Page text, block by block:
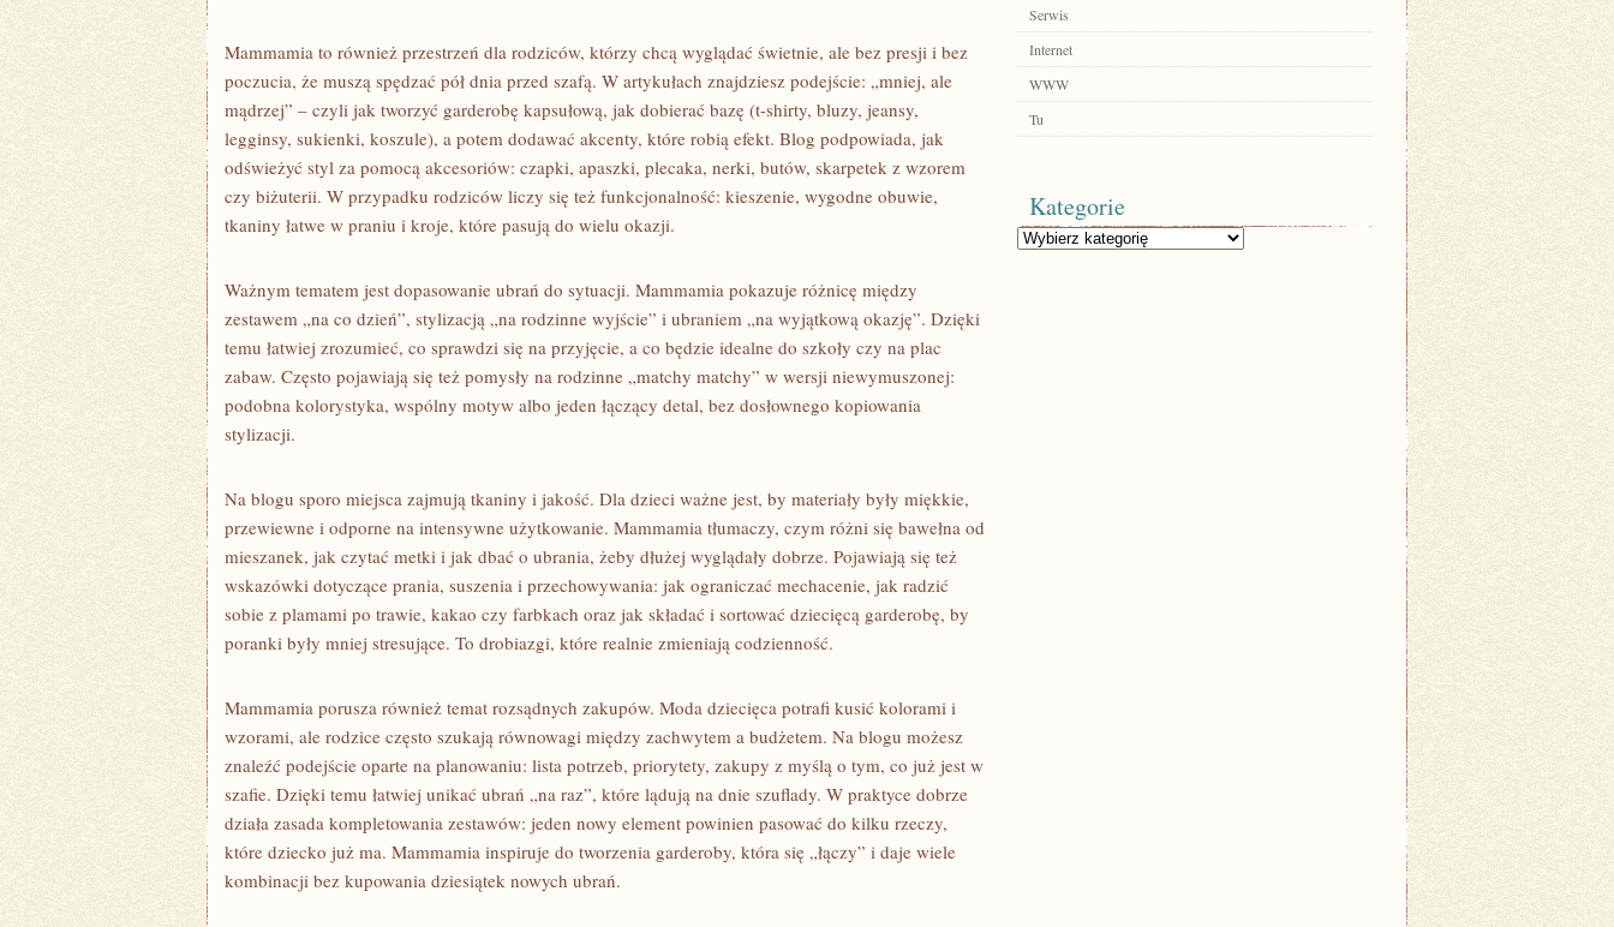
Mammamia to również przestrzeń dla rodziców, którzy chcą wyglądać świetnie, ale bez presji i bez
poczucia, że muszą spędzać pół dnia przed szafą. W artykułach znajdziesz podejście: „mniej, ale
mądrzej” – czyli jak tworzyć garderobę kapsułową, jak dobierać bazę (t-shirty, bluzy, jeansy,
legginsy, sukienki, koszule), a potem dodawać akcenty, które robią efekt. Blog podpowiada, jak
odświeżyć styl za pomocą akcesoriów: czapki, apaszki, plecaka, nerki, butów, skarpetek z wzorem
czy biżuterii. W przypadku rodziców liczy się też funkcjonalność: kieszenie, wygodne obuwie,
tkaniny łatwe w praniu i kroje, które pasują do wielu okazji.
Ważnym tematem jest dopasowanie ubrań do sytuacji. Mammamia pokazuje różnicę między
zestawem „na co dzień”, stylizacją „na rodzinne wyjście” i ubraniem „na wyjątkową okazję”. Dzięki
temu łatwiej zrozumieć, co sprawdzi się na przyjęcie, a co będzie idealne do szkoły czy na plac
zabaw. Często pojawiają się też pomysły na rodzinne „matchy matchy” w wersji niewymuszonej:
podobna kolorystyka, wspólny motyw albo jeden łączący detal, bez dosłownego kopiowania
stylizacji.
Na blogu sporo miejsca zajmują tkaniny i jakość. Dla dzieci ważne jest, by materiały były miękkie,
przewiewne i odporne na intensywne użytkowanie. Mammamia tłumaczy, czym różni się bawełna od
mieszanek, jak czytać metki i jak dbać o ubrania, żeby dłużej wyglądały dobrze. Pojawiają się też
wskazówki dotyczące prania, suszenia i przechowywania: jak ograniczać mechacenie, jak radzić
sobie z plamami po trawie, kakao czy farbkach oraz jak składać i sortować dziecięcą garderobę, by
poranki były mniej stresujące. To drobiazgi, które realnie zmieniają codzienność.
Mammamia porusza również temat rozsądnych zakupów. Moda dziecięca potrafi kusić kolorami i
wzorami, ale rodzice często szukają równowagi między zachwytem a budżetem. Na blogu możesz
znaleźć podejście oparte na planowaniu: lista potrzeb, priorytety, zakupy z myślą o tym, co już jest w
szafie. Dzięki temu łatwiej unikać ubrań „na raz”, które lądują na dnie szuflady. W praktyce dobrze
działa zasada kompletowania zestawów: jeden nowy element powinien pasować do kilku rzeczy,
które dziecko już ma. Mammamia inspiruje do tworzenia garderoby, która się „łączy” i daje wiele
kombinacji bez kupowania dziesiątek nowych ubrań.
Serwis
Internet
WWW
Tu
Kategorie
Kategorie